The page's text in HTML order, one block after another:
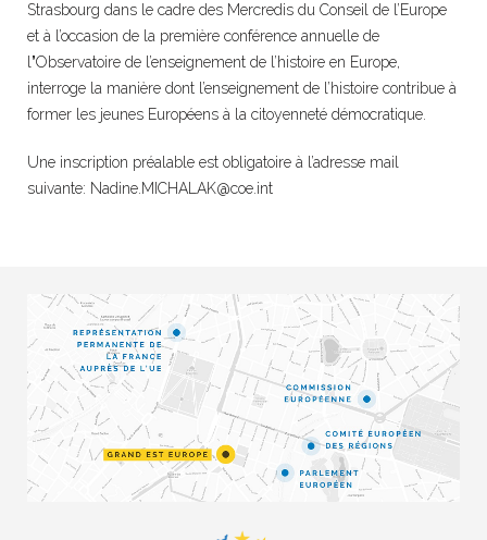
Strasbourg dans le cadre des Mercredis du Conseil de l’Europe
et à l’occasion de la première conférence annuelle de
’Observatoire de l’enseignement de l’histoire en Europe,
interroge la manière dont l’enseignement de l’histoire contribue à
former les jeunes Européens à la citoyenneté démocratique.
Une inscription préalable est obligatoire à l’adresse mail
suivante: Nadine.MICHALAK@coe.int